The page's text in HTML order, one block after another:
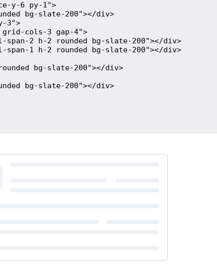
y-6 py-1">
bg-slate-200"></div>
3">
cols-3 gap-4">
span-2 h-2 rounded bg-slate-200"></div>
span-1 h-2 rounded bg-slate-200"></div>
bg-slate-200"></div>
bg-slate-200"></div>